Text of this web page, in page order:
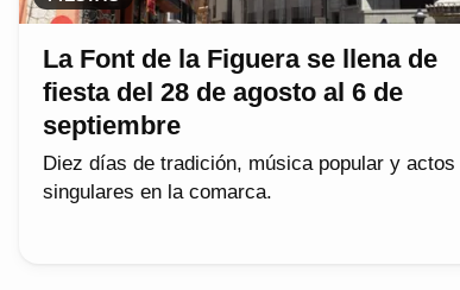
La Font de la Figuera se llena de
fiesta del 28 de agosto al 6 de
septiembre
Diez días de tradición, música popular y actos
singulares en la comarca.